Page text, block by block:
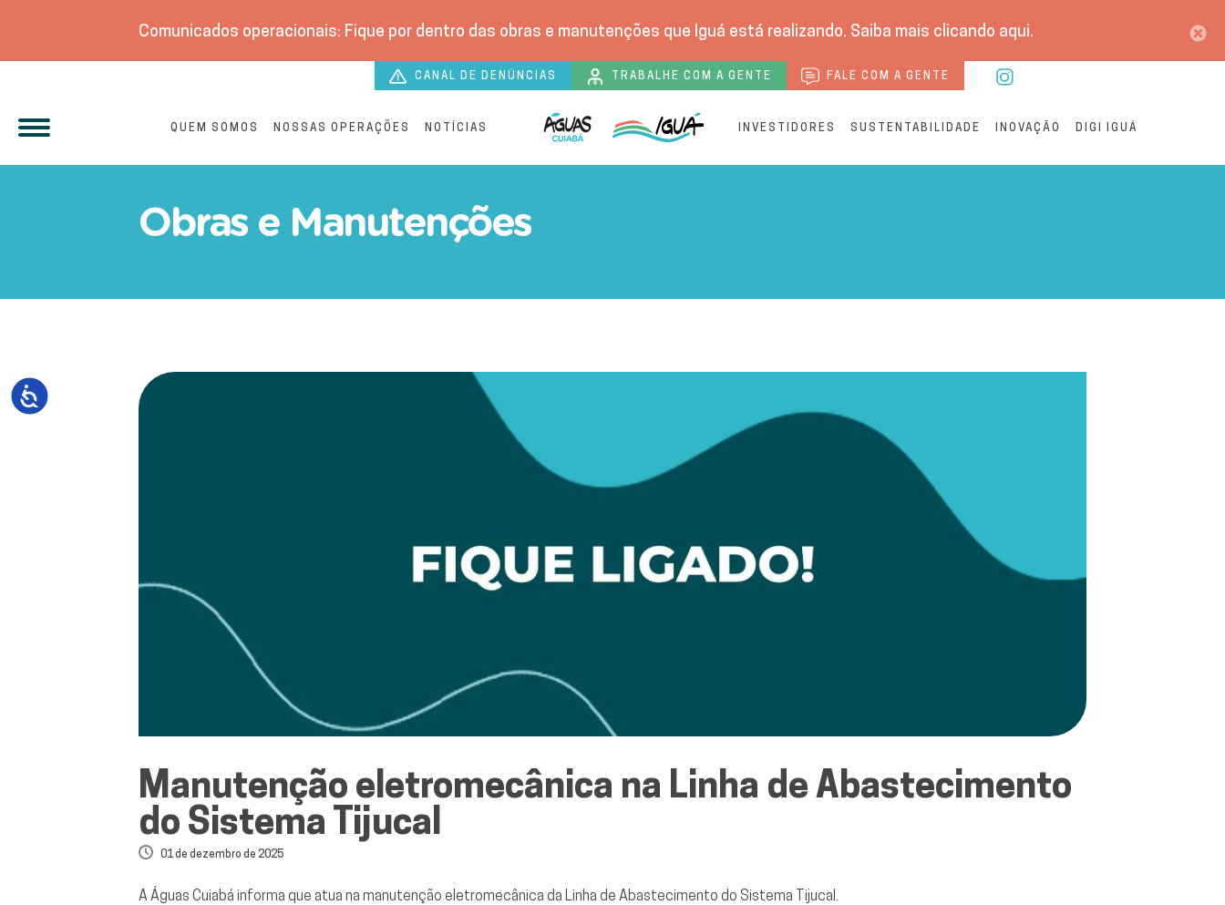
Comunicados operacionais: Fique por dentro das obras e manutenções que Iguá está realizando. Saiba mais clicando aqui.
CANAL DE DENÚNCIAS TRABALHE COM A GENTE FALE COM A GENTE
QUEM SOMOS NOSSAS OPERAÇÕES NOTÍCIAS INVESTIDORES SUSTENTABILIDADE INOVAÇÃO DIGI IGUÁ
Manutenção eletromecânica na Linha de Abastecimento do Sistema Tijucal |
Obras e Manutenções
Manutenção eletromecânica na Linha de Abastecimento
do Sistema Tijucal
01 de dezembro de 2025
A Águas Cuiabá informa que atua na manutenção eletromecânica da Linha de Abastecimento do Sistema Tijucal.